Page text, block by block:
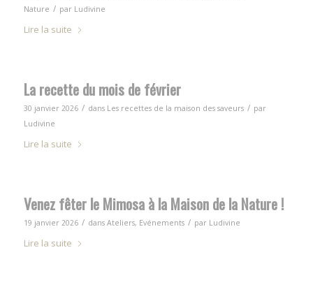
Nature / par Ludivine
Lire la suite
La recette du mois de février
30 janvier 2026 / dans Les recettes de la maison des saveurs / par
Ludivine
Lire la suite
Venez fêter le Mimosa à la Maison de la Nature !
19 janvier 2026 / dans Ateliers, Evénements / par Ludivine
Lire la suite